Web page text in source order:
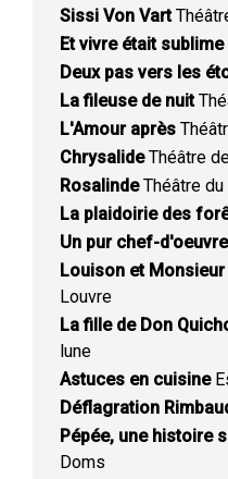
Sissi Von Vart
Et vivre était sublime
Deux pas vers les
La fileuse de nuit
L'Amour après
ChrysalideThéâtre
RosalindeThéâtre du
La plaidoirie des
Un pur chef-d'oeuvre
Louison et
Louvre
La fille de Don
lune
Astuces en cuisine
Déflagration
Pépée, une histoire
Doms